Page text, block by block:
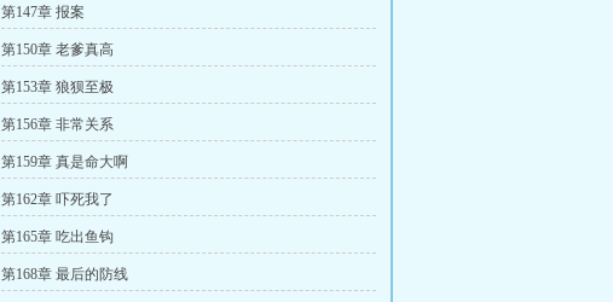
第147章 报案
第150章 老爹真高
第153章 狼狈至极
第156章 非常关系
第159章 真是命大啊
第162章 吓死我了
第165章 吃出鱼钩
第168章 最后的防线